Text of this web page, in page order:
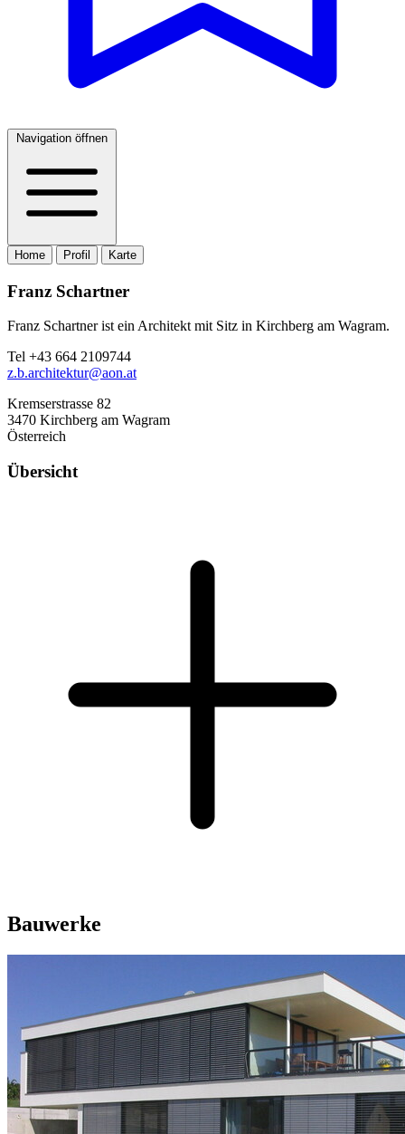
Navigation öffnen
Home Profil Karte
Franz Schartner
Franz Schartner ist ein Architekt mit Sitz in Kirchberg am Wagram.
Tel +43 664 2109744
z.b.architektur@aon.at
Kremserstrasse 82
3470 Kirchberg am Wagram
Österreich
Übersicht
Bauwerke